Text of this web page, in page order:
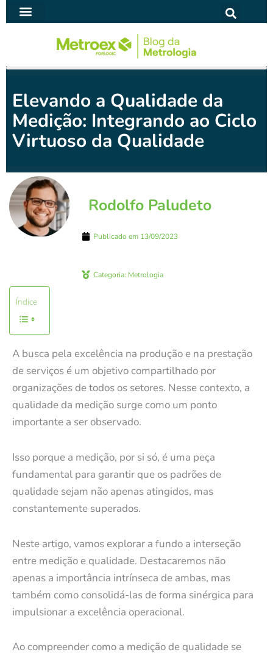
para
Elevando a Qualidade da
Medição: Integrando ao Ciclo
Virtuoso da Qualidade
Rodolfo Paludeto
Publicado em 13/09/2023
Categoria: Metrologia
Índice
A busca pela excelência na produção e na prestação
de serviços é um objetivo compartilhado por
organizações de todos os setores. Nesse contexto, a
qualidade da medição surge como um ponto
importante a ser observado.
Isso porque a medição, por si só, é uma peça
fundamental para garantir que os padrões de
qualidade sejam não apenas atingidos, mas
constantemente superados.
Neste artigo, vamos explorar a fundo a interseção
entre medição e qualidade. Destacaremos não
apenas a importância intrínseca de ambas, mas
também como consolidá-las de forma sinérgica para
impulsionar a excelência operacional.
Ao compreender como a medição de qualidade se